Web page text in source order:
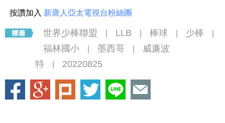
按讚加入 新唐人亞太電視台粉絲團
世界少棒聯盟 LLB 棒球 少棒
福林國小 墨西哥
威廉波
特
20220825